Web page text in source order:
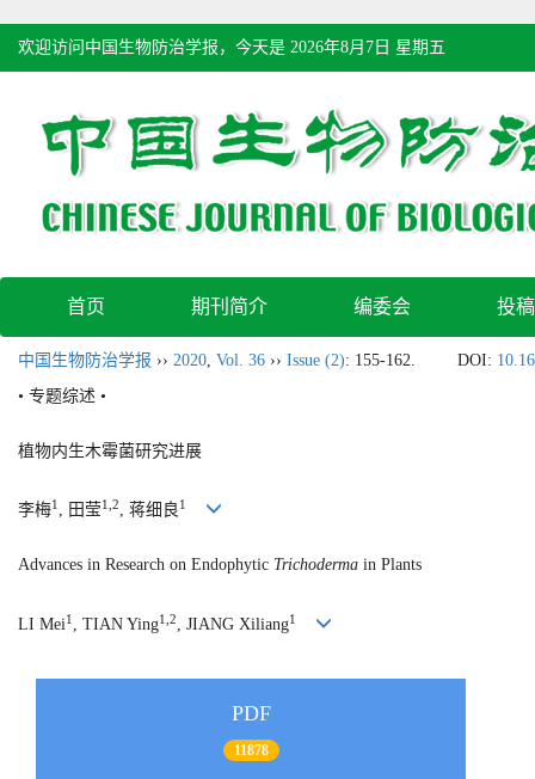
欢迎访问中国生物防治学报，今天是 2026年8月7日 星期五
首页 期刊简介 编委会 投
中国生物防治学报 ›› 2020, Vol. 36 ›› Issue (2): 155-162. DOI:
• 专题综述 •
植物内生木霉菌研究进展
李梅1 , 田莹1,2, 蒋细良1
Advances in Research on Endophytic Trichoderma in Plants
LI Mei1 , TIAN Ying1,2 , JIANG Xiliang1
PDF
11878